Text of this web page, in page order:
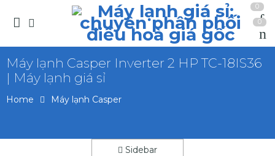
0
0
Máy lạnh Casper Inverter 2 HP TC-18IS36
| Máy lạnh giá sỉ
Home Máy lạnh Casper
Sidebar